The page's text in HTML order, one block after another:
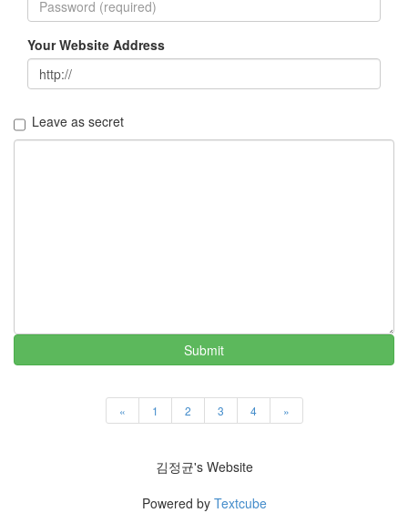
Your Website Address
Leave as secret
Submit
« 1 2 3 4 »
이
맥
김정균's Website
Powered by Textcube